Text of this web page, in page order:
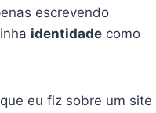
escrevendo
identidade como
eu fiz sobre um site